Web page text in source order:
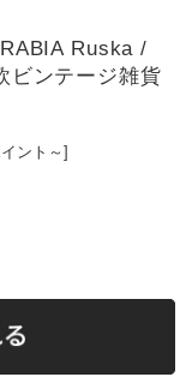
Ruska /
ビンテージ雑貨
ント～]